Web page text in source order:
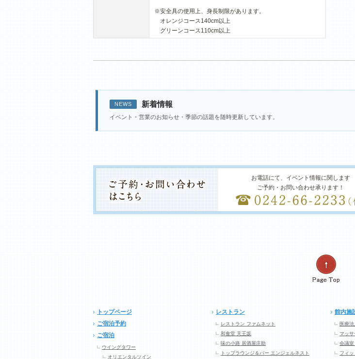
※安全具の使用上、身長制限があります。
オレンジコース140cm以上
グリーンコース110cm以上
NEWS 新着情報
イベント・営業のお知らせ・季節の話題を随時更新しています。
お電話にて、イベント情報に関します
ご予約・お問い合わせ承ります！
トップページ
ご宿泊予約
ご宿泊
ウイングタワー
オリエンタルツイン
レストラン
レストラン ファムネット
和食堂 天王坂
味の小路 居酒屋庄助
トップラウンジ＆バー エンジェルネスト
館内施
医療
マッサ
会議室
フィッ